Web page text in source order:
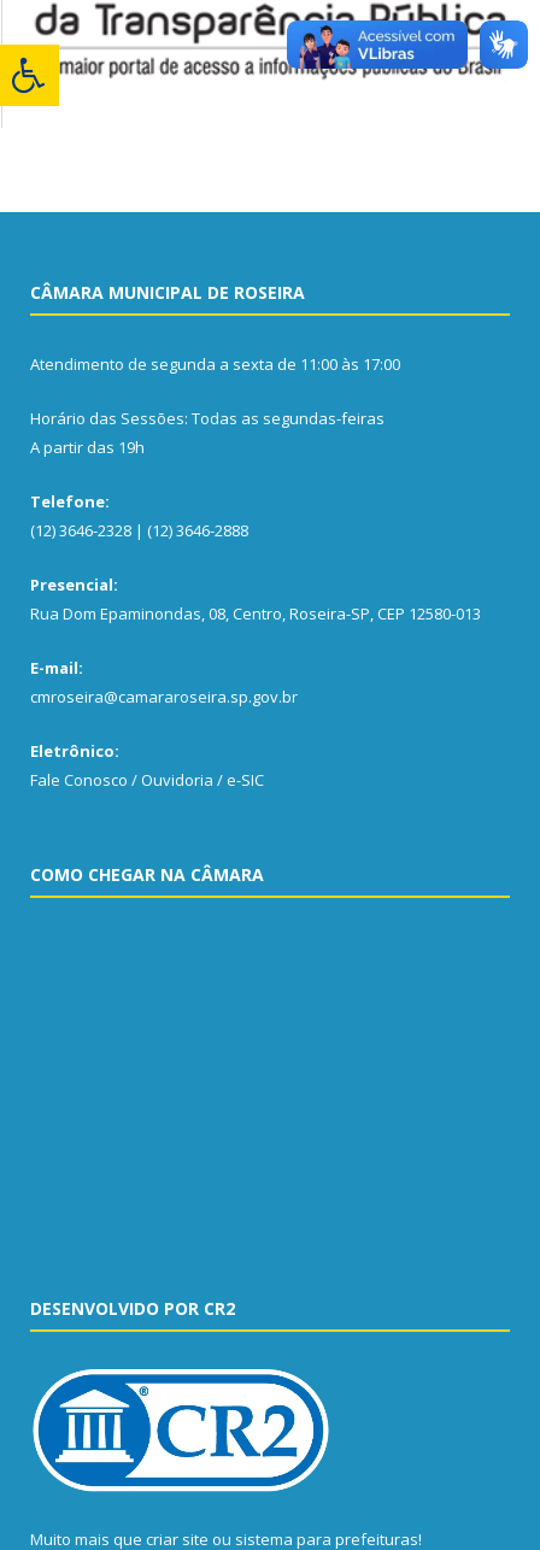
CÂMARA MUNICIPAL DE ROSEIRA
Atendimento de segunda a sexta de 11:00 às 17:00
Horário das Sessões: Todas as segundas-feiras
A partir das 19h
Telefone:
(12) 3646-2328 | (12) 3646-2888
Presencial:
Rua Dom Epaminondas, 08, Centro, Roseira-SP, CEP 12580-013
E-mail:
cmroseira@camararoseira.sp.gov.br
Eletrônico:
Fale Conosco / Ouvidoria / e-SIC
COMO CHEGAR NA CÂMARA
DESENVOLVIDO POR CR2
Muito mais que criar site ou sistema para prefeituras!